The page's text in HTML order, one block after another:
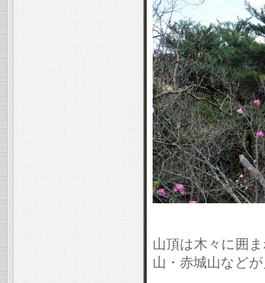
山頂は木々に囲
山・赤城山など